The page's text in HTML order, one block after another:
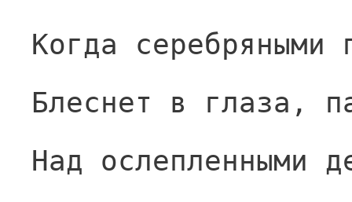
Когда серебряными
Блеснет в глаза,
Над ослепленными